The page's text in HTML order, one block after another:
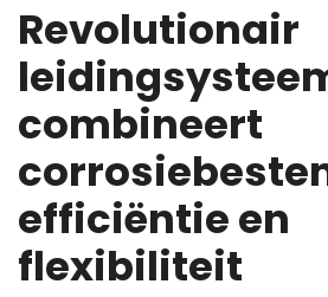
Revolutionair
combineert
efficiëntie en
flexibiliteit